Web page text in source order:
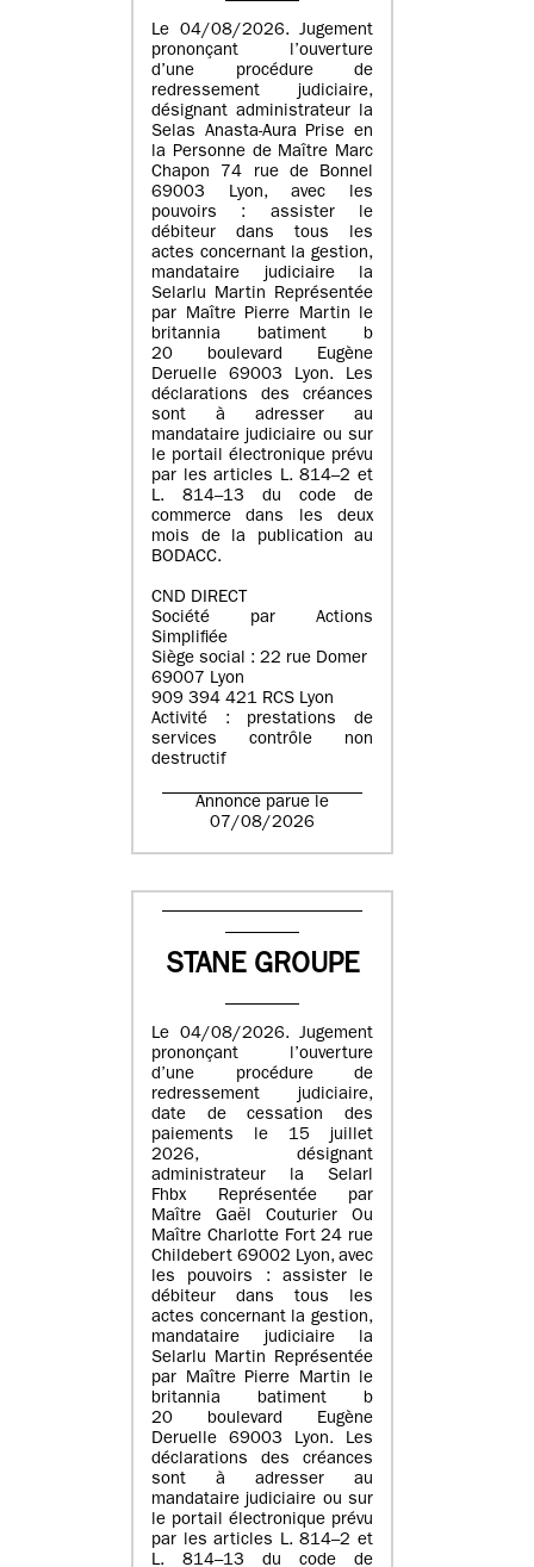
Le 04/08/2026. Jugement
prononçant l’ouverture
d’une procédure de
redressement judiciaire,
désignant administrateur la
Selas Anasta-Aura Prise en
la Personne de Maître Marc
Chapon 74 rue de Bonnel
69003 Lyon, avec les
pouvoirs : assister le
débiteur dans tous les
actes concernant la gestion,
mandataire judiciaire la
Selarlu Martin Représentée
par Maître Pierre Martin le
britannia batiment b
20 boulevard Eugène
Deruelle 69003 Lyon. Les
déclarations des créances
sont à adresser au
mandataire judiciaire ou sur
le portail électronique prévu
par les articles L. 814–2 et
L. 814–13 du code de
commerce dans les deux
mois de la publication au
BODACC.
CND DIRECT
Société par Actions
Simplifiée
Siège social : 22 rue Domer
69007 Lyon
909 394 421 RCS Lyon
Activité : prestations de
services contrôle non
destructif
Annonce parue le
07/08/2026
STANE GROUPE
Le 04/08/2026. Jugement
prononçant l’ouverture
d’une procédure de
redressement judiciaire,
date de cessation des
paiements le 15 juillet
2026, désignant
administrateur la Selarl
Fhbx Représentée par
Maître Gaël Couturier Ou
Maître Charlotte Fort 24 rue
Childebert 69002 Lyon, avec
les pouvoirs : assister le
débiteur dans tous les
actes concernant la gestion,
mandataire judiciaire la
Selarlu Martin Représentée
par Maître Pierre Martin le
britannia batiment b
20 boulevard Eugène
Deruelle 69003 Lyon. Les
déclarations des créances
sont à adresser au
mandataire judiciaire ou sur
le portail électronique prévu
par les articles L. 814–2 et
L. 814–13 du code de